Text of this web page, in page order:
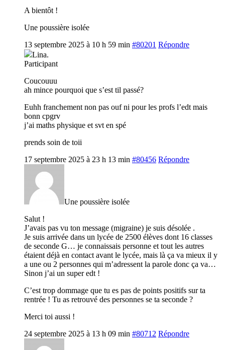
A bientôt !
Une poussière isolée
13 septembre 2025 à 10 h 59 min #80201 Répondre
Lina.
Participant
Coucouuu
ah mince pourquoi que s’est til passé?
Euhh franchement non pas ouf ni pour les profs l’edt mais
bonn cpgrv
j’ai maths physique et svt en spé
prends soin de toii
17 septembre 2025 à 23 h 13 min #80456 Répondre
Une poussière isolée
Salut !
J’avais pas vu ton message (migraine) je suis désolée .
Je suis arrivée dans un lycée de 2500 élèves dont 16 classes
de seconde G… je connaissais personne et tout les autres
étaient déjà en contact avant le lycée, mais là ça va mieux il y
a une ou 2 personnes qui m’adressent la parole donc ça va…
Sinon j’ai un super edt !
C’est trop dommage que tu es pas de points positifs sur ta
rentrée ! Tu as retrouvé des personnes se ta seconde ?
Merci toi aussi !
24 septembre 2025 à 13 h 09 min #80712 Répondre